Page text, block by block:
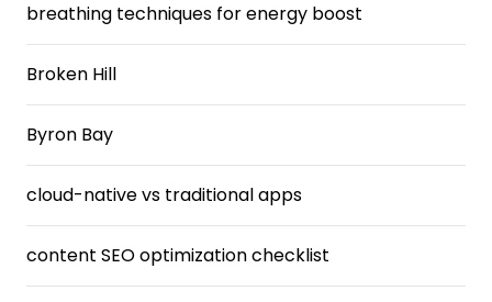
breathing techniques for energy boost
Broken Hill
Byron Bay
cloud-native vs traditional apps
content SEO optimization checklist